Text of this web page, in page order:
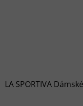
LA SPORTIVA